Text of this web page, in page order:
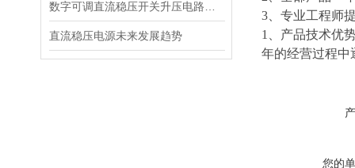
直流稳压电源未来发展趋势
3、专业工程师
1、产品技术优
年的经营过程中
您的